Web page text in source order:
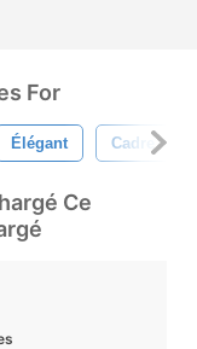
For
Élégant Cadre
Ce